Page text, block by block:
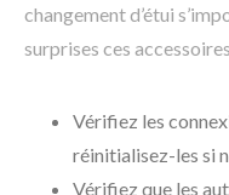
changement d’étui
surprises ces
Vérifiez les
réinitialisez-les si
Vérifiez que les